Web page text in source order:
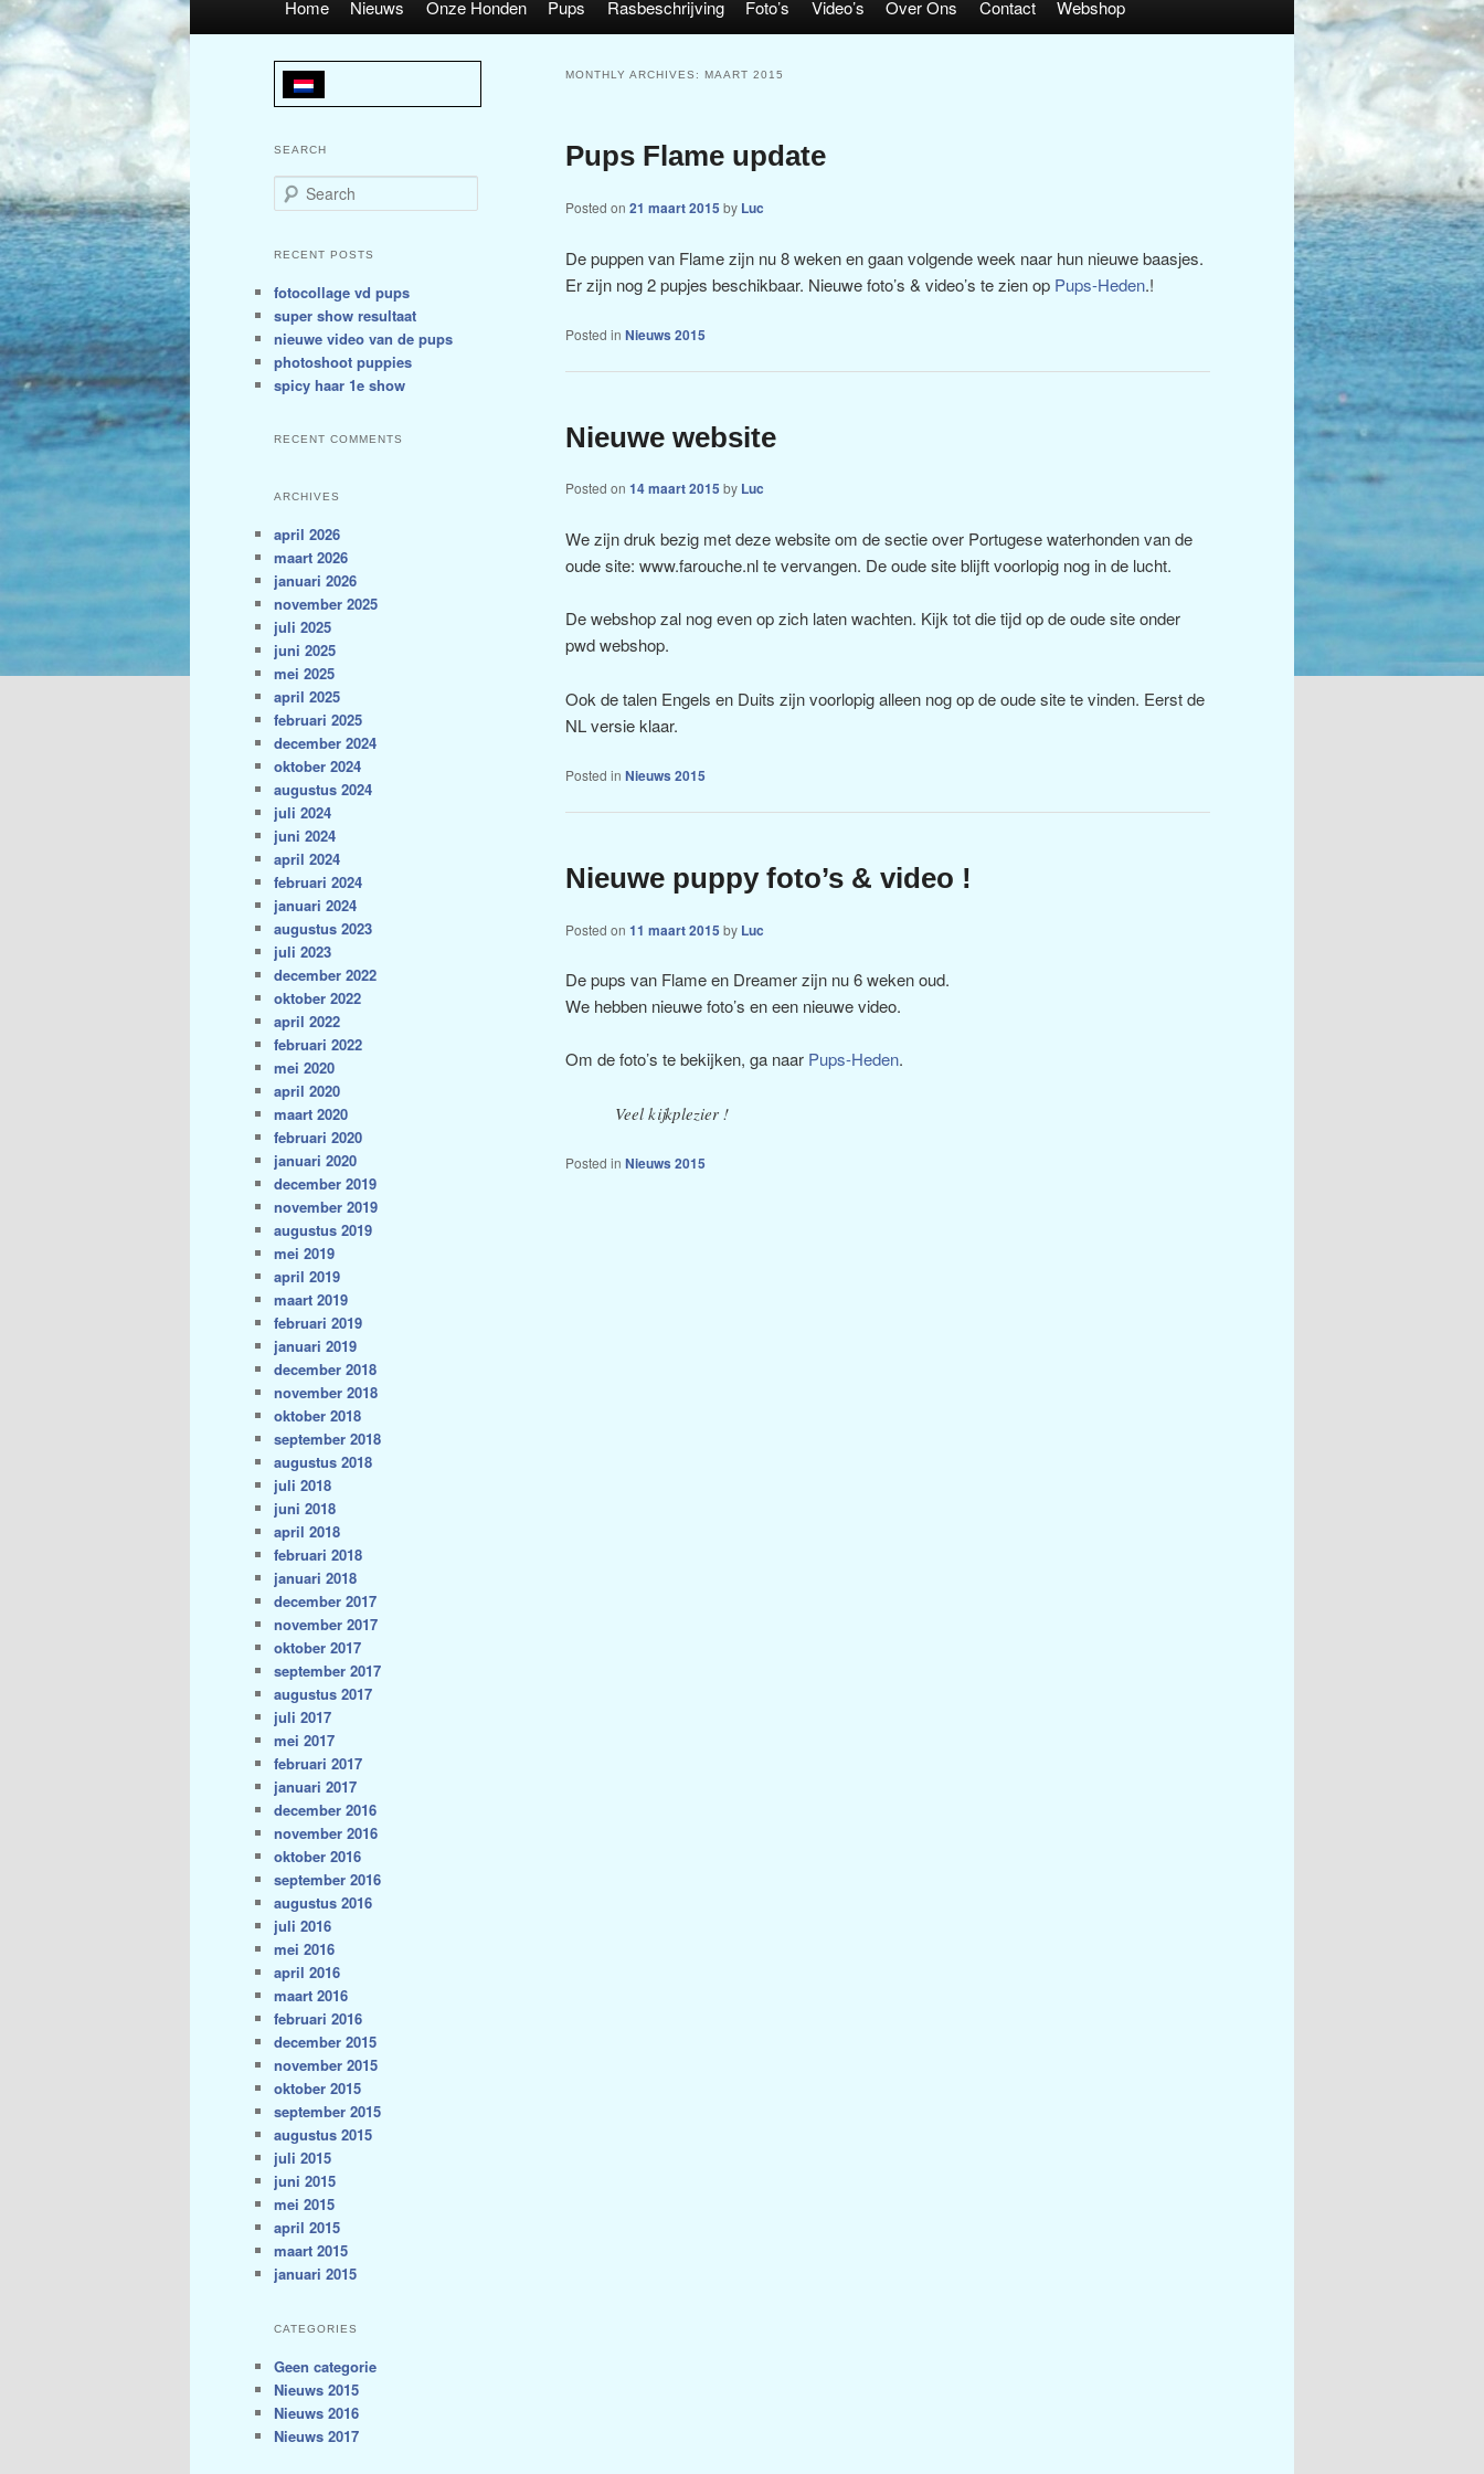
Home Nieuws Onze Honden Pups Rasbeschrijving Foto’s Video’s Over Ons Contact Webshop
MONTHLY ARCHIVES: MAART 2015
Pups Flame update
Posted on 21 maart 2015 by Luc
De puppen van Flame zijn nu 8 weken en gaan volgende week naar hun nieuwe baasjes.
Er zijn nog 2 pupjes beschikbaar. Nieuwe foto’s & video’s te zien op Pups-Heden.!
Posted in Nieuws 2015
Nieuwe website
Posted on 14 maart 2015 by Luc
We zijn druk bezig met deze website om de sectie over Portugese waterhonden van de
oude site: www.farouche.nl te vervangen. De oude site blijft voorlopig nog in de lucht.
De webshop zal nog even op zich laten wachten. Kijk tot die tijd op de oude site onder
pwd webshop.
Ook de talen Engels en Duits zijn voorlopig alleen nog op de oude site te vinden. Eerst de
NL versie klaar.
Posted in Nieuws 2015
Nieuwe puppy foto’s & video !
Posted on 11 maart 2015 by Luc
De pups van Flame en Dreamer zijn nu 6 weken oud.
We hebben nieuwe foto’s en een nieuwe video.
Om de foto’s te bekijken, ga naar Pups-Heden.
Veel kijkplezier !
Posted in Nieuws 2015
SEARCH
Search
RECENT POSTS
fotocollage vd pups
super show resultaat
nieuwe video van de pups
photoshoot puppies
spicy haar 1e show
RECENT COMMENTS
ARCHIVES
april 2026
maart 2026
januari 2026
november 2025
juli 2025
juni 2025
mei 2025
april 2025
februari 2025
december 2024
oktober 2024
augustus 2024
juli 2024
juni 2024
april 2024
februari 2024
januari 2024
augustus 2023
juli 2023
december 2022
oktober 2022
april 2022
februari 2022
mei 2020
april 2020
maart 2020
februari 2020
januari 2020
december 2019
november 2019
augustus 2019
mei 2019
april 2019
maart 2019
februari 2019
januari 2019
december 2018
november 2018
oktober 2018
september 2018
augustus 2018
juli 2018
juni 2018
april 2018
februari 2018
januari 2018
december 2017
november 2017
oktober 2017
september 2017
augustus 2017
juli 2017
mei 2017
februari 2017
januari 2017
december 2016
november 2016
oktober 2016
september 2016
augustus 2016
juli 2016
mei 2016
april 2016
maart 2016
februari 2016
december 2015
november 2015
oktober 2015
september 2015
augustus 2015
juli 2015
juni 2015
mei 2015
april 2015
maart 2015
januari 2015
CATEGORIES
Geen categorie
Nieuws 2015
Nieuws 2016
Nieuws 2017